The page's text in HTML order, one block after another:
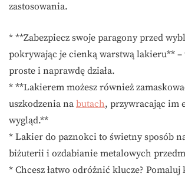
zastosowania.
* **Zabezpiecz swoje paragony przed
pokrywając je cienką warstwą lakieru**
proste i naprawdę działa.
* **Lakierem możesz również
uszkodzenia na butach, przywracając im
wygląd.**
* Lakier do paznokci to świetny sposób
biżuterii i ozdabianie metalowych
* Chcesz łatwo odróżnić klucze? Pomaluj